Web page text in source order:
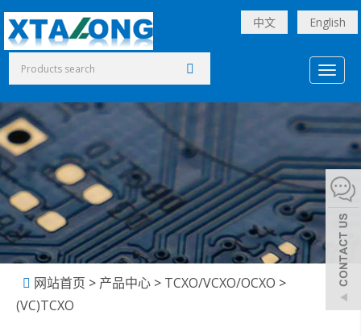
中文 English
网站首页 > 产品中心 > TCXO/VCXO/OCXO >
(VC)TCXO